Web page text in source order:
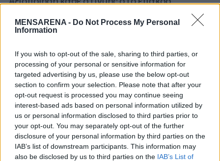
MENSARENA - Do Not Process My Personal
Information
If you wish to opt-out of the sale, sharing to third parties, or
processing of your personal or sensitive information for
targeted advertising by us, please use the below opt-out
section to confirm your selection. Please note that after your
opt-out request is processed you may continue seeing
interest-based ads based on personal information utilized by
us or personal information disclosed to third parties prior to
your opt-out. You may separately opt-out of the further
disclosure of your personal information by third parties on the
IAB’s list of downstream participants. This information may
also be disclosed by us to third parties on the IAB’s List of
Το Galaxy Z Fold2 συνδυάζει την
παραγωγικότητα επόμενης γενιάς μέσα από
ένα smartphone με την προηγμένη δυνατότητα
εκτέλεσης πολλαπλών εργασιών, χάρη στους
νέους διαισθητικούς τρόπους αλληλεπίδρασης.
Οι χρήστες μπορούν να αξιοποιήσουν στο
έπακρο κάθε στιγμή, προσαρμόζοντας την
εσωτερική οθόνη του Galaxy Z Fold2, που έχει
το μέγεθος ενός tablet, στις επαγγελματικές
τους ανάγκες.